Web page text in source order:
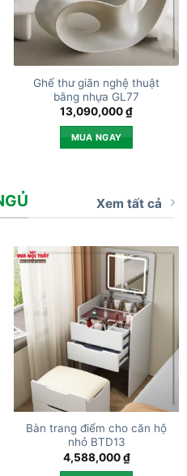
Ghế thư giãn nghệ thuật
bằng nhựa GL77
13,090,000₫
MUA NGAY
Xem tất cả
Bàn trang điểm cho căn hộ
nhỏ BTD13
4,588,000₫